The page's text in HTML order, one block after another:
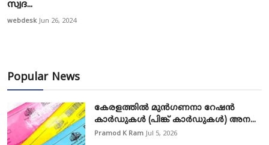
സ്വദ...
webdesk Jun 26, 2024
Popular News
കേരളത്തിൽ മുൻഗണനാ റേഷൻ
കാർഡുകൾ (പിങ്ക് കാർഡുകൾ) അന...
Pramod K Ram Jul 5, 2026